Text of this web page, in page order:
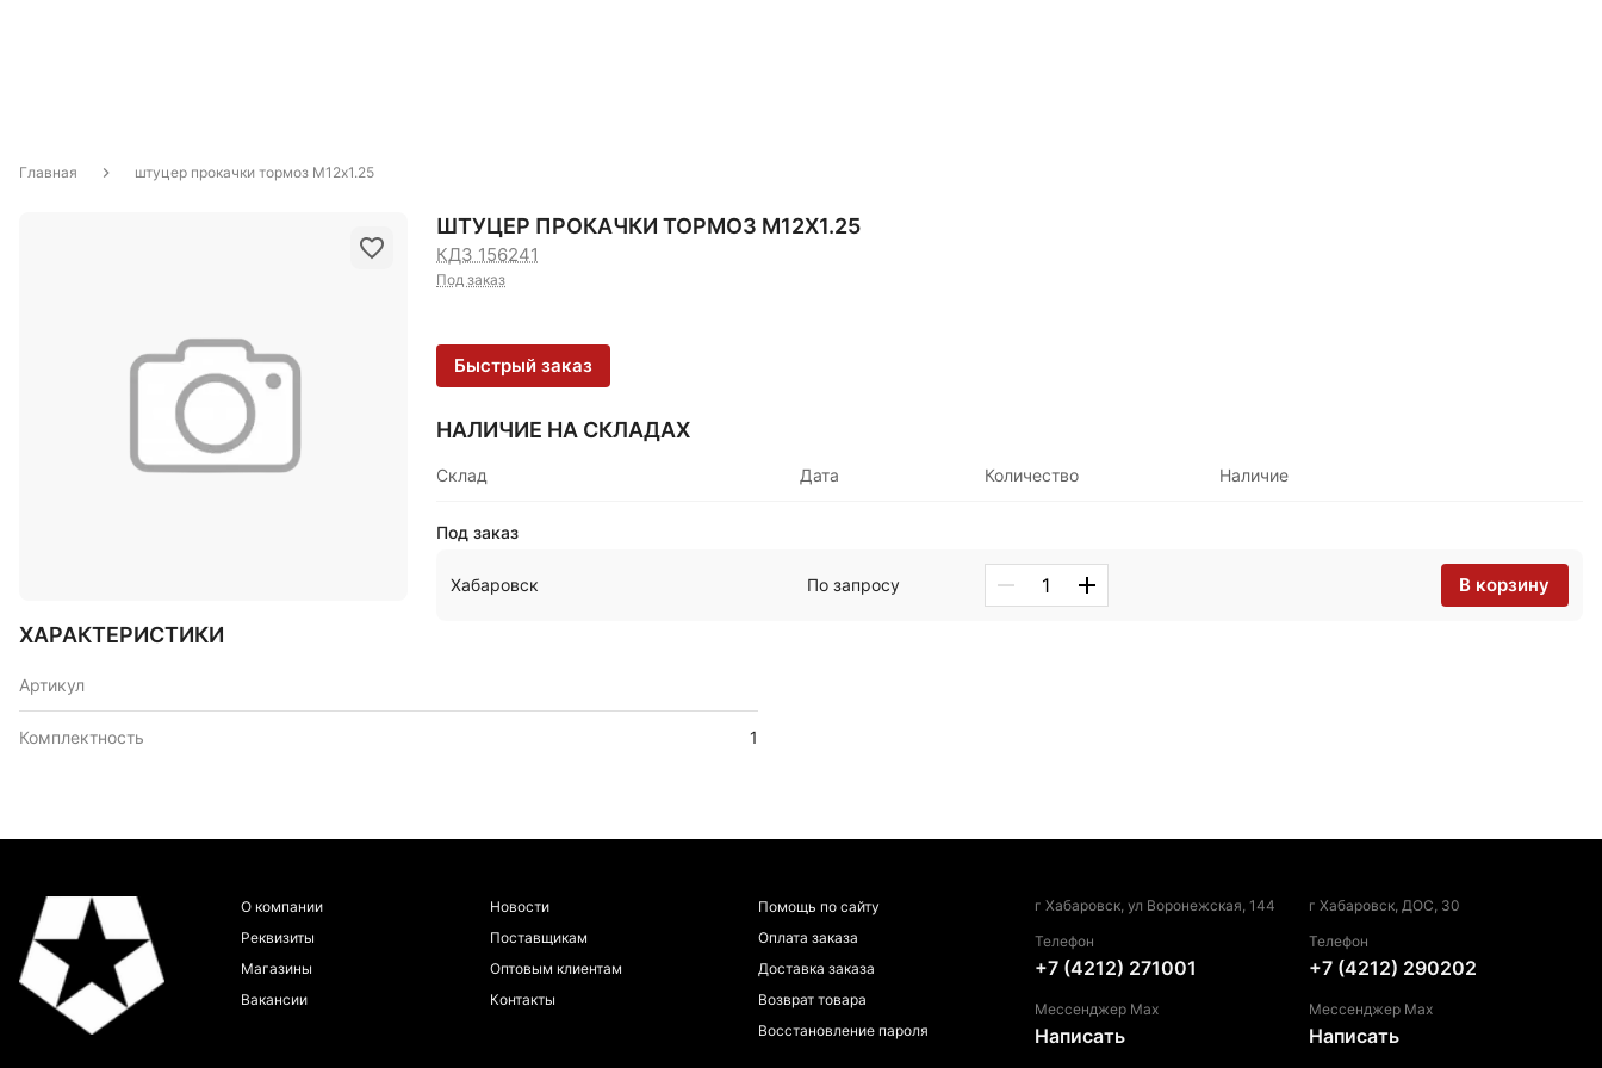
Главная штуцер прокачки тормоз М12х1.25
ШТУЦЕР ПРОКАЧКИ ТОРМОЗ М12Х1.25
КДЗ 156241
Под заказ
Быстрый заказ
НАЛИЧИЕ НА СКЛАДАХ
Склад Дата Количество Наличие
Под заказ
Хабаровск По запросу В корзину
ХАРАКТЕРИСТИКИ
Артикул
Комплектность 1
О компании
Реквизиты
Магазины
Вакансии
Новости
Поставщикам
Оптовым клиентам
Контакты
Помощь по сайту
Оплата заказа
Доставка заказа
Возврат товара
Восстановление пароля
г Хабаровск, ул Воронежская, 144
Телефон
+7 (4212) 271001
Мессенджер Max
Написать
г Хабаровск, ДОС, 30
Телефон
+7 (4212) 290202
Мессенджер Max
Написать